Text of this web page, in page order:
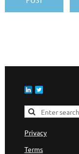
Privacy
Terms